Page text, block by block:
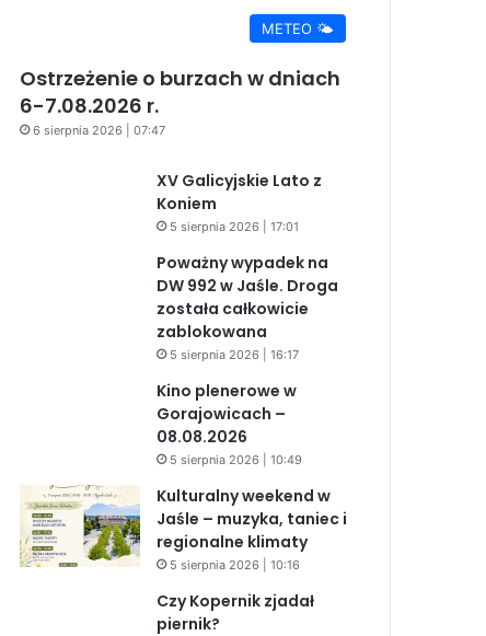
METEO 🌤️
Ostrzeżenie o burzach w dniach
6-7.08.2026 r.
6 sierpnia 2026 | 07:47
XV Galicyjskie Lato z
Koniem
5 sierpnia 2026 | 17:01
Poważny wypadek na
DW 992 w Jaśle. Droga
została całkowicie
zablokowana
5 sierpnia 2026 | 16:17
Kino plenerowe w
Gorajowicach –
08.08.2026
5 sierpnia 2026 | 10:49
Kulturalny weekend w
Jaśle – muzyka, taniec i
regionalne klimaty
5 sierpnia 2026 | 10:16
Czy Kopernik zjadał
piernik?